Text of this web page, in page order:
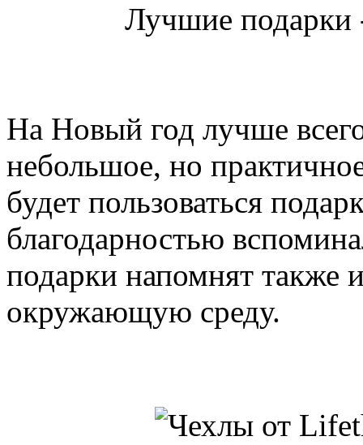
Лучшие подарки
На Новый год лучше
небольшое, но
будет пользоваться
благодарностью
подарки напомнят также
окружающую среду.